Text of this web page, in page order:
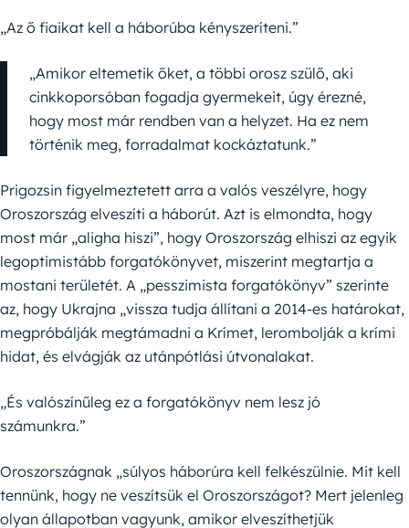
„Az ő fiaikat kell a háborúba kényszeríteni.”
„Amikor eltemetik őket, a többi orosz szülő, aki
cinkkoporsóban fogadja gyermekeit, úgy érezné,
hogy most már rendben van a helyzet. Ha ez nem
történik meg, forradalmat kockáztatunk.”
Prigozsin figyelmeztetett arra a valós veszélyre, hogy
Oroszország elveszíti a háborút. Azt is elmondta, hogy
most már „aligha hiszi”, hogy Oroszország elhiszi az egyik
legoptimistább forgatókönyvet, miszerint megtartja a
mostani területét. A „pesszimista forgatókönyv” szerinte
az, hogy Ukrajna „vissza tudja állítani a 2014-es határokat,
megpróbálják megtámadni a Krímet, lerombolják a krími
hidat, és elvágják az utánpótlási útvonalakat.
„És valószínűleg ez a forgatókönyv nem lesz jó
számunkra.”
Oroszországnak „súlyos háborúra kell felkészülnie. Mit kell
tennünk, hogy ne veszítsük el Oroszországot? Mert jelenleg
olyan állapotban vagyunk, amikor elveszíthetjük